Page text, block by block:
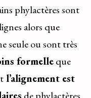
phylactères sont
alors que
seule ou sont très
formelleque
l’alignement est